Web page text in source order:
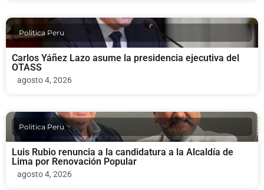
Politica Peru
Carlos Yáñez Lazo asume la presidencia ejecutiva del
OTASS
agosto 4, 2026
Politica Peru
Luis Rubio renuncia a la candidatura a la Alcaldía de
Lima por Renovación Popular
agosto 4, 2026